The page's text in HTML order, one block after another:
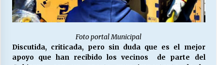
VOLVER A SER ALTERNATIVA
16/06/2026
MUNICIPALIDADES, HONORARIOS, DESPIDOS
28/05/2026
Foto portal Municipal
Discutida, criticada, pero sin duda que es el mejor
apoyo que han recibido los vecinos de parte del